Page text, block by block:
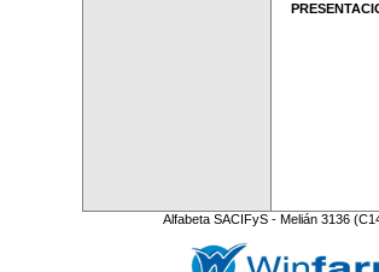
Alfabeta SACIFyS - Melián 3136